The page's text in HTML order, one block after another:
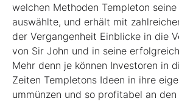
welchen Methoden Templeton
auswählte, und erhält mit
der Vergangenheit Einblicke in die
von Sir John und in seine
Mehr denn je können Investoren in
Zeiten Templetons Ideen in ihre
ummünzen und so profitabel an den